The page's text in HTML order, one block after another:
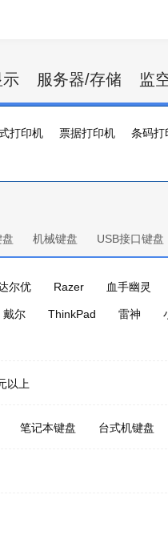
服务器/存储 监
打印机 票据打印机 条码打
机械键盘 USB接口键盘
尔优 Razer 血手幽灵
戴尔 ThinkPad 雷神
以上
笔记本键盘 台式机键盘